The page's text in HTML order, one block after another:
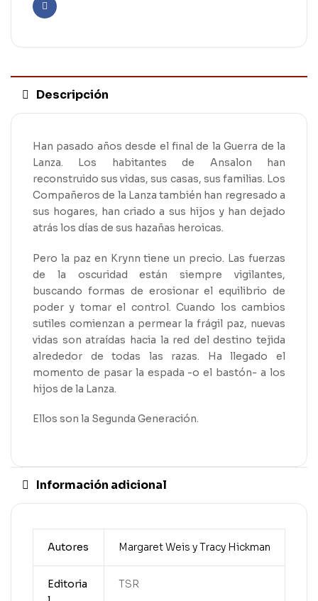
Facebook
Descripción
Han pasado años desde el final de la Guerra de la
Lanza. Los habitantes de Ansalon han
reconstruido sus vidas, sus casas, sus familias. Los
Compañeros de la Lanza también han regresado a
sus hogares, han criado a sus hijos y han dejado
atrás los días de sus hazañas heroicas.
Pero la paz en Krynn tiene un precio. Las fuerzas
de la oscuridad están siempre vigilantes,
buscando formas de erosionar el equilibrio de
poder y tomar el control. Cuando los cambios
sutiles comienzan a permear la frágil paz, nuevas
vidas son atraídas hacia la red del destino tejida
alrededor de todas las razas. Ha llegado el
momento de pasar la espada -o el bastón- a los
hijos de la Lanza.
Ellos son la Segunda Generación.
Información adicional
Autores Margaret Weis y Tracy Hickman
Editoria
TSR